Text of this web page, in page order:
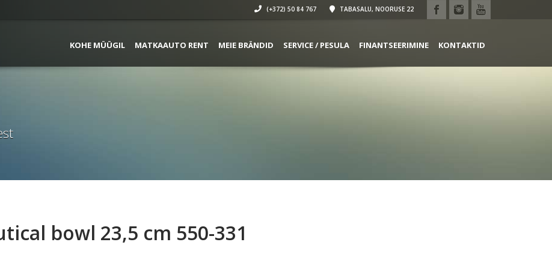
(+372) 50 84 767 TABASALU, NOORUSE 22
KOHE MÜÜGIL MATKAAUTO RENT MEIE BRÄNDID SERVICE / PESULA FINANTSEERIMINE KONTAKTID
bowl 23,5 cm 550-331